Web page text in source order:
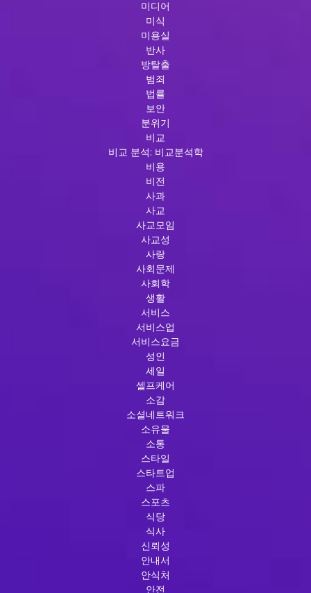
미디어
미식
미용실
반사
방탈출
범죄
법률
보안
분위기
비교
비교 분석: 비교분석학
비용
비전
사과
사교
사교모임
사교성
사랑
사회문제
사회학
생활
서비스
서비스업
서비스요금
성인
세일
셀프케어
소감
소셜네트워크
소유물
소통
스타일
스타트업
스파
스포츠
식당
식사
신뢰성
안내서
안식처
안전